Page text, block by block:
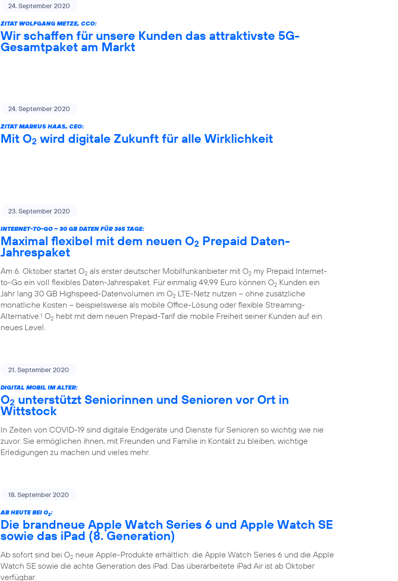
24. September 2020
ZITAT WOLFGANG METZE, CCO:
Wir schaffen für unsere Kunden das attraktivste 5G-
Gesamtpaket am Markt
24. September 2020
ZITAT MARKUS HAAS, CEO:
Mit O2 wird digitale Zukunft für alle Wirklichkeit
23. September 2020
INTERNET-TO-GO – 30 GB DATEN FÜR 365 TAGE:
Maximal flexibel mit dem neuen O2 Prepaid Daten-
Jahrespaket
Am 6. Oktober startet O2 als erster deutscher Mobilfunkanbieter mit O2 my Prepaid Internet-
to-Go ein voll flexibles Daten-Jahrespaket. Für einmalig 49,99 Euro können O2 Kunden ein
Jahr lang 30 GB Highspeed-Datenvolumen im O2 LTE-Netz nutzen – ohne zusätzliche
monatliche Kosten – beispielsweise als mobile Office-Lösung oder flexible Streaming-
Alternative.1 O2 hebt mit dem neuen Prepaid-Tarif die mobile Freiheit seiner Kunden auf ein
neues Level.
21. September 2020
DIGITAL MOBIL IM ALTER:
O2 unterstützt Seniorinnen und Senioren vor Ort in
Wittstock
In Zeiten von COVID-19 sind digitale Endgeräte und Dienste für Senioren so wichtig wie nie
zuvor. Sie ermöglichen ihnen, mit Freunden und Familie in Kontakt zu bleiben, wichtige
Erledigungen zu machen und vieles mehr.
18. September 2020
AB HEUTE BEI O2:
Die brandneue Apple Watch Series 6 und Apple Watch SE
sowie das iPad (8. Generation)
Ab sofort sind bei O2 neue Apple-Produkte erhältlich: die Apple Watch Series 6 und die Apple
Watch SE sowie die achte Generation des iPad. Das überarbeitete iPad Air ist ab Oktober
verfügbar.